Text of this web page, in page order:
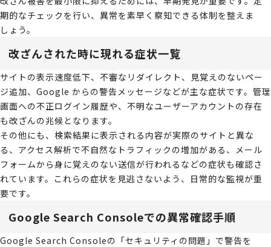
期的なチェックを行い、異常を素早く察知できる体制を整えま
しょう。
改ざんされた時に現れる症状一覧
サイトの表示速度低下、不審なリダイレクト、見覚えのないペー
ジ追加、Google からの警告メッセージなどが主な症状です。管理
画面への不正ログイン履歴や、不明なユーザーアカウントの存在
も改ざんの兆候となります。
その他にも、検索結果に表示される内容が実際のサイトと異な
る、アクセス解析で不自然なトラフィックの増加がある、メール
フォームから身に覚えのない送信が行われるなどの症状も確認さ
れています。これらの症状を見逃さないよう、日常的な監視が重
要です。
Google Search Consoleでの異常確認手順
Google Search Consoleの「セキュリティの問題」で警告を